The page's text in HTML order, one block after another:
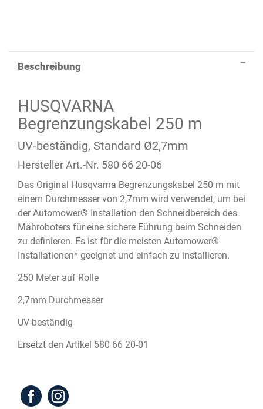
Beschreibung
HUSQVARNA
Begrenzungskabel 250 m
UV-beständig, Standard Ø2,7mm
Hersteller Art.-Nr. 580 66 20-06
Das Original Husqvarna Begrenzungskabel 250 m mit
einem Durchmesser von 2,7mm wird verwendet, um bei
der Automower® Installation den Schneidbereich des
Mähroboters für eine sichere Führung beim Schneiden
zu definieren. Es ist für die meisten Automower®
Installationen* geeignet und einfach zu installieren.
250 Meter auf Rolle
2,7mm Durchmesser
UV-beständig
Ersetzt den Artikel 580 66 20-01